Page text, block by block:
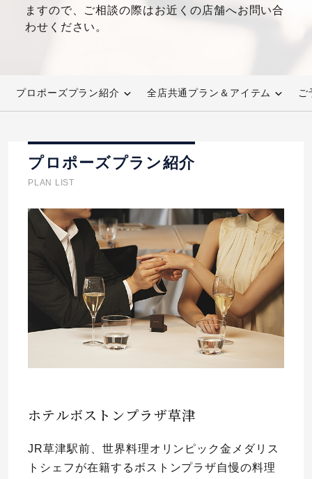
ますので、ご相談の際はお近くの店舗へお問い合
わせください。
プロポーズプラン紹介 全店共通プラン＆アイテム ご
プロポーズプラン紹介
PLAN LIST
ホテルボストンプラザ草津
JR草津駅前、世界料理オリンピック金メダリス
トシェフが在籍するボストンプラザ自慢の料理
プロポーズサポートの流れ
スペシャルプロポーズイベント
プロポーズアイテム
おすすめの婚約指輪
パーフェクトプロポーズリング®
プロポーズシチュエーション診断
プロポーズ知恵袋
プロポーズ意識調査結果一覧
婚約指輪選び方ガイド
ダイヤモンドの品質とは？
プロポーズの方法
場所
アイプリモについて
ニュース
婚約指輪のご購入と
プロポーズのご相談
I-PRIMO公式オンラインショップ